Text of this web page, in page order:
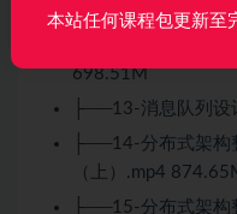
365.75M
698.51M
├──13-消息队列设
├──14-分布式架构
（上）.mp4
├──15-分布式架构
本站任何课程包更新至